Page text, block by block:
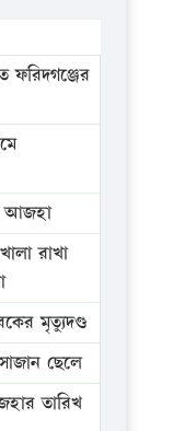
ফরিদগঞ্জের
আজহা
রাখা
মৃত্যুদণ্ড
ছেলে
তারিখ